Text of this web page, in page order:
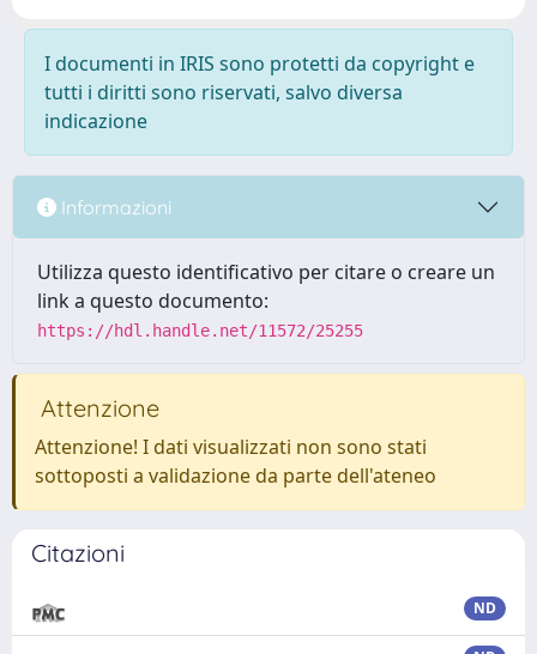
I documenti in IRIS sono protetti da copyright e
tutti i diritti sono riservati, salvo diversa
indicazione
Informazioni
Utilizza questo identificativo per citare o creare un
link a questo documento:
https://hdl.handle.net/11572/25255
Attenzione
Attenzione! I dati visualizzati non sono stati
sottoposti a validazione da parte dell'ateneo
Citazioni
ND